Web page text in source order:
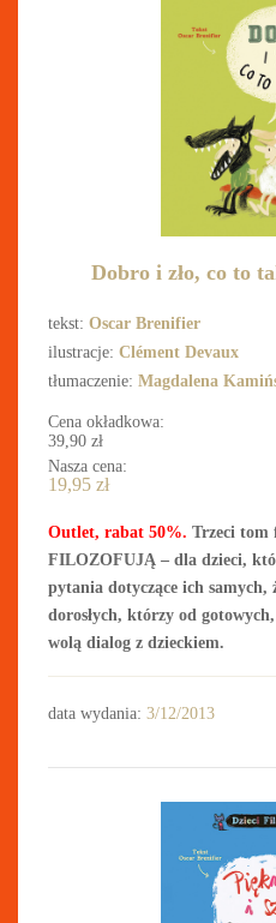
Dobro i zło, co to
tekst: Oscar Brenifier
ilustracje: Clément Devaux
tłumaczenie: Magdalena
Cena okładkowa:
39,90 zł
Nasza cena:
19,95 zł
Outlet, rabat 50%. Trzeci tom
FILOZOFUJĄ – dla dzieci,
pytania dotyczące ich samych,
dorosłych, którzy od
wolą dialog z dzieckiem.
data wydania: 3/12/2013